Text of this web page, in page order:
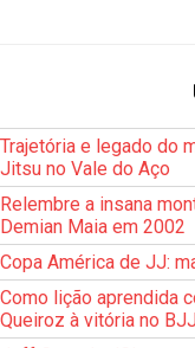
Trajetória e legado do
Jitsu no Vale do Aço
Relembre a insana
Demian Maia em 2002
Copa América de JJ:
Como lição aprendida
Queiroz à vitória no